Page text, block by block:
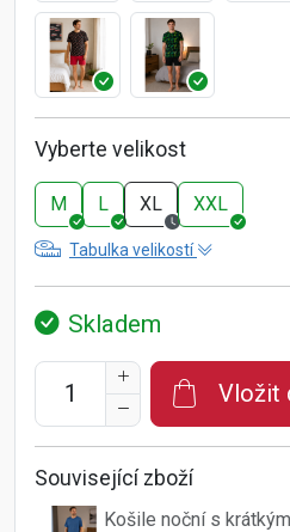
Vyberte velikost
M L XL XXL
Tabulka velikostí
Skladem
Vložit
Související zboží
Košile noční s